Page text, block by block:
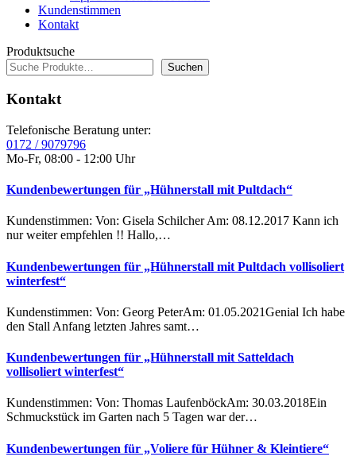
Kundenstimmen
Kontakt
Produktsuche
Suchen
Kontakt
Telefonische Beratung unter:
0172 / 9079796
Mo-Fr, 08:00 - 12:00 Uhr
Kundenbewertungen für „Hühnerstall mit Pultdach“
Kundenstimmen: Von: Gisela Schilcher Am: 08.12.2017 Kann ich
nur weiter empfehlen !! Hallo,…
Kundenbewertungen für „Hühnerstall mit Pultdach vollisoliert
winterfest“
Kundenstimmen: Von: Georg PeterAm: 01.05.2021Genial Ich habe
den Stall Anfang letzten Jahres samt…
Kundenbewertungen für „Hühnerstall mit Satteldach
vollisoliert winterfest“
Kundenstimmen: Von: Thomas LaufenböckAm: 30.03.2018Ein
Schmuckstück im Garten nach 5 Tagen war der…
Kundenbewertungen für „Voliere für Hühner & Kleintiere“